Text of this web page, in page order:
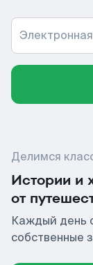
Делимся
Истории и
от
Каждый день
собственные